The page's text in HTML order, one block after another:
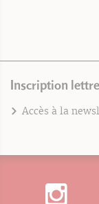
Inscription
Accès à la